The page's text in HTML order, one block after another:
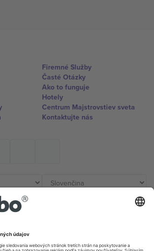
Firemné Služby
Časté Otázky
Ako to funguje
Hotely
Centrum Majstrovstiev sveta
Kontaktujte nás